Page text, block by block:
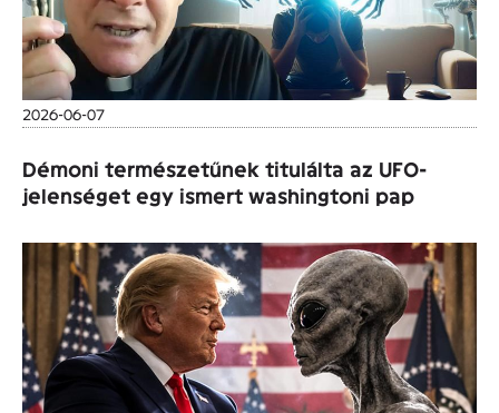
2026-06-07
Démoni természetűnek titulálta az UFO-
jelenséget egy ismert washingtoni pap